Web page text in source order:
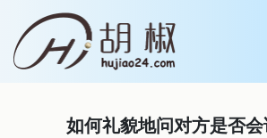
如何礼貌地问对方是否会